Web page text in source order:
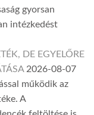
gyorsan
intézkedést
DE EGYELŐRE
2026-08-07
működik az
A